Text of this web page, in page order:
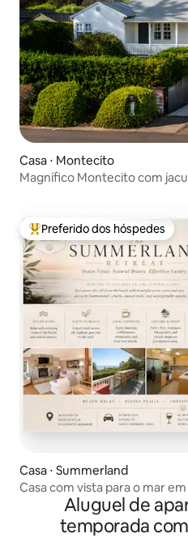
Casa ⋅ Montecito
Magnífico Montecito com
Entre os melhores preferidos
Preferido dos hóspedes
Casa ⋅ Summerland
Casa com vista para o mar
Aluguel de
temporada